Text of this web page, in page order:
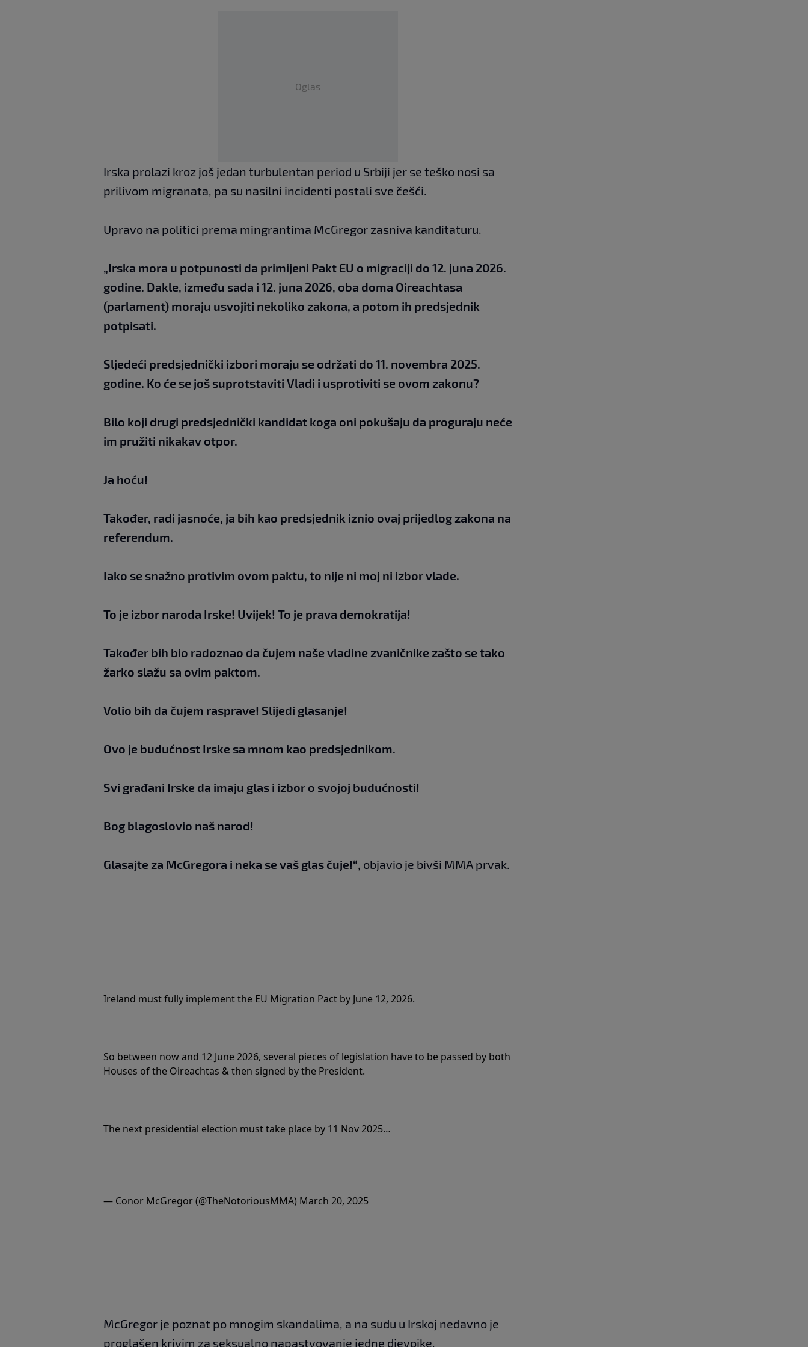
Oglas
Irska prolazi kroz još jedan turbulentan period u Srbiji jer se teško nosi sa
prilivom migranata, pa su nasilni incidenti postali sve češći.
Upravo na politici prema mingrantima McGregor zasniva kanditaturu.
„Irska mora u potpunosti da primijeni Pakt EU o migraciji do 12. juna 2026.
godine. Dakle, između sada i 12. juna 2026, oba doma Oireachtasa
(parlament) moraju usvojiti nekoliko zakona, a potom ih predsjednik
potpisati.
Sljedeći predsjednički izbori moraju se održati do 11. novembra 2025.
godine. Ko će se još suprotstaviti Vladi i usprotiviti se ovom zakonu?
Bilo koji drugi predsjednički kandidat koga oni pokušaju da proguraju neće
im pružiti nikakav otpor.
Ja hoću!
Također, radi jasnoće, ja bih kao predsjednik iznio ovaj prijedlog zakona na
referendum.
Iako se snažno protivim ovom paktu, to nije ni moj ni izbor vlade.
To je izbor naroda Irske! Uvijek! To je prava demokratija!
Također bih bio radoznao da čujem naše vladine zvaničnike zašto se tako
žarko slažu sa ovim paktom.
Volio bih da čujem rasprave! Slijedi glasanje!
Ovo je budućnost Irske sa mnom kao predsjednikom.
Svi građani Irske da imaju glas i izbor o svojoj budućnosti!
Bog blagoslovio naš narod!
Glasajte za McGregora i neka se vaš glas čuje!“ , objavio je bivši MMA prvak.
Ireland must fully implement the EU Migration Pact by June 12, 2026.
So between now and 12 June 2026, several pieces of legislation have to be passed by both
Houses of the Oireachtas & then signed by the President.
The next presidential election must take place by 11 Nov 2025…
— Conor McGregor (@TheNotoriousMMA) March 20, 2025
McGregor je poznat po mnogim skandalima, a na sudu u Irskoj nedavno je
proglašen krivim za seksualno napastvovanje jedne djevojke.